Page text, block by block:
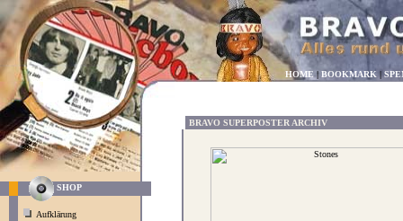
HOME | BOOKMARK |
SHOP
Aufklärung
BRAVO SUPERPOSTER ARCHIV